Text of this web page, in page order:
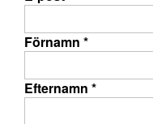
Förnamn *
Efternamn *